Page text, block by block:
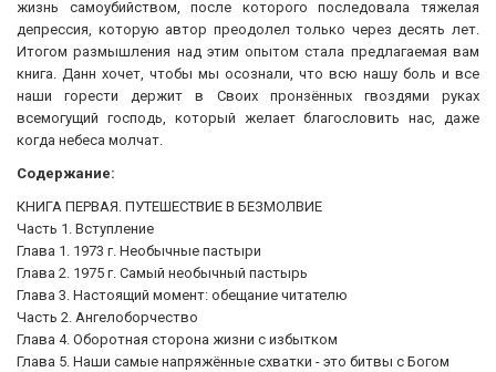
жизнь самоубийством, после которого последовала тяжелая
депрессия, которую автор преодолел только через десять лет.
Итогом размышления над этим опытом стала предлагаемая вам
книга. Данн хочет, чтобы мы осознали, что всю нашу боль и все
наши горести держит в Своих пронзённых гвоздями руках
всемогущий господь, который желает благословить нас, даже
когда небеса молчат.
Содержание:
КНИГА ПЕРВАЯ. ПУТЕШЕСТВИЕ В БЕЗМОЛВИЕ
Часть 1. Вступление
Глава 1. 1973 г. Необычные пастыри
Глава 2. 1975 г. Самый необычный пастырь
Глава 3. Настоящий момент: обещание читателю
Часть 2. Ангелоборчество
Глава 4. Оборотная сторона жизни с избытком
Глава 5. Наши самые напряжённые схватки - это битвы с Богом